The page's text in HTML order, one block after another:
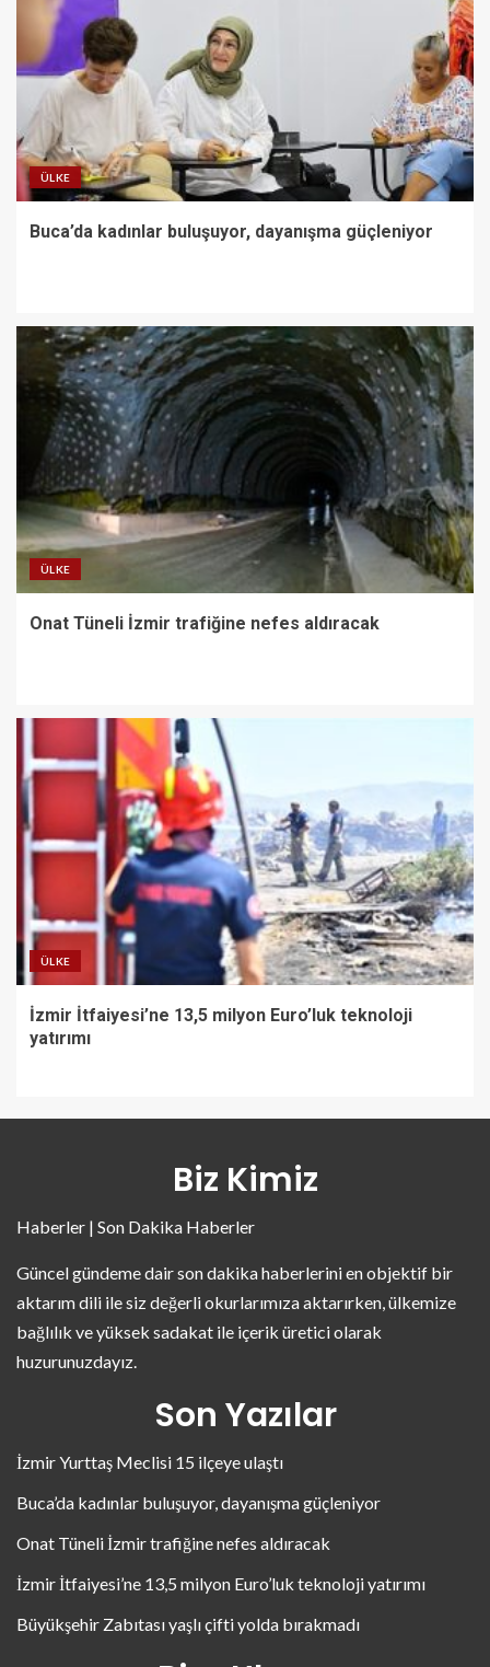
ÜLKE
Buca’da kadınlar buluşuyor, dayanışma güçleniyor
ÜLKE
Onat Tüneli İzmir trafiğine nefes aldıracak
ÜLKE
İzmir İtfaiyesi’ne 13,5 milyon Euro’luk teknoloji
yatırımı
Biz Kimiz
Haberler | Son Dakika Haberler
Güncel gündeme dair son dakika haberlerini en objektif bir
aktarım dili ile siz değerli okurlarımıza aktarırken, ülkemize
bağlılık ve yüksek sadakat ile içerik üretici olarak
huzurunuzdayız.
Son Yazılar
İzmir Yurttaş Meclisi 15 ilçeye ulaştı
Buca’da kadınlar buluşuyor, dayanışma güçleniyor
Onat Tüneli İzmir trafiğine nefes aldıracak
İzmir İtfaiyesi’ne 13,5 milyon Euro’luk teknoloji yatırımı
Büyükşehir Zabıtası yaşlı çifti yolda bırakmadı